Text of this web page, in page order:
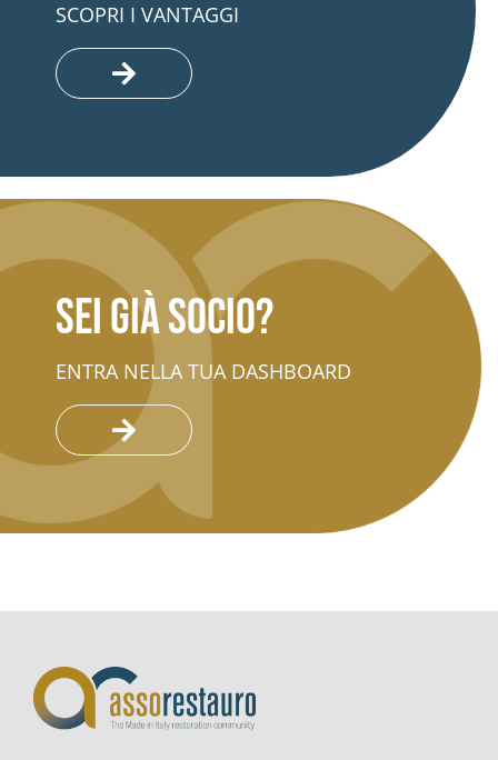
SCOPRI I VANTAGGI
Sei già socio?
ENTRA NELLA TUA DASHBOARD